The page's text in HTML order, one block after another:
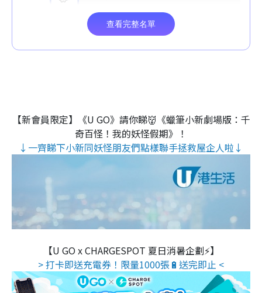
【新會員限定】《U GO》請你睇👹《蠟筆小新劇場版：千
奇百怪！我的妖怪假期》！
↓一齊睇下小新同妖怪朋友們點樣聯手拯救屋企人啦↓
【U GO x CHARGESPOT 夏日消暑企劃⚡】
> 打卡即送充電券！限量1000張🔋送完即止 <